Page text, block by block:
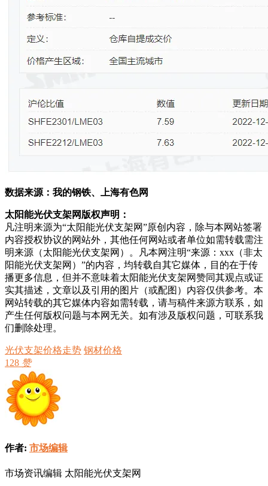
数据来源：我的钢铁、上海有色网
太阳能光伏支架网版权声明：
凡注明来源为“太阳能光伏支架网”原创内容，除与本网站签署
内容授权协议的网站外，其他任何网站或者单位如需转载需注
明来源（太阳能光伏支架网）。凡本网注明“来源：xxx（非太
阳能光伏支架网）”的内容，均转载自其它媒体，目的在于传
播更多信息，但并不意味着太阳能光伏支架网赞同其观点或证
实其描述，文章以及引用的图片（或配图）内容仅供参考。本
网站转载的其它媒体内容如需转载，请与稿件来源方联系，如
产生任何版权问题与本网无关。如有涉及版权问题，可联系我
们删除处理。
光伏支架价格走势 钢材价格
128 赞
作者: 市场编辑
市场资讯编辑 太阳能光伏支架网